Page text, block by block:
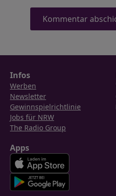
Infos
Werben
Newsletter
Gewinnspielrichtlinie
Jobs für NRW
The Radio Group
Apps